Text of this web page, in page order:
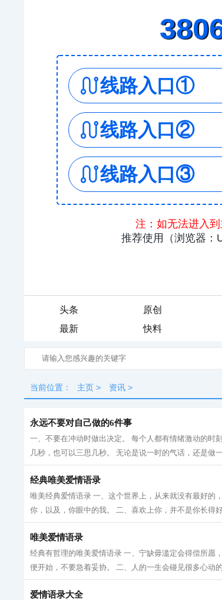
头条 原创
最新
快料
当前位置： 主页 > 资讯 >
永远不要对自己做的6件事
一、不要在冲动时做出决定。 每个人都有情绪激动的时
几秒，也可以三思几秒。 无论是说一时的气话，还是做
经典唯美爱情语录
唯美经典爱情语录 一、这个世界上，从来就没有最好的
你，以及，你眼中的我。 二、喜欢上你，并不是你长得
唯美爱情语录
经典有哲理的唯美爱情语录 一、宁缺毋滥定会得偿所愿
便开始，不要急着妥协。 二、人的一生会碰见很多心动
爱情语录大全